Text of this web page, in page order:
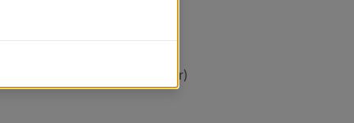
infiltrationer och markbäddar)